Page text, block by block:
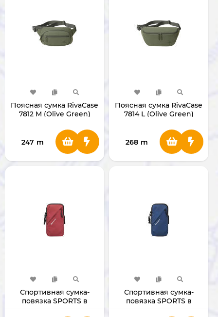
Поясная сумка RivaCase
7812 M (Olive Green)
247 m
Поясная сумка RivaCase
7814 L (Olive Green)
268 m
Спортивная сумка-
повязка SPORTS в
Спортивная сумка-
повязка SPORTS в